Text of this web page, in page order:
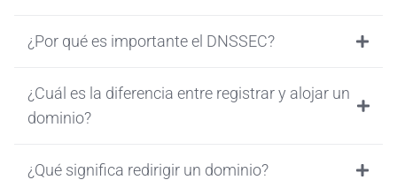
¿Por qué es importante el DNSSEC?
¿Cuál es la diferencia entre registrar y alojar un
dominio?
¿Qué significa redirigir un dominio?